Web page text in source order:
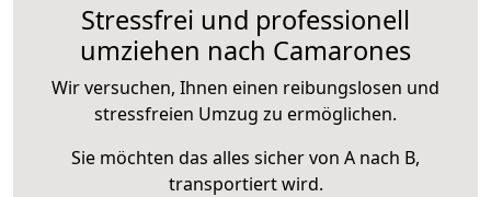
Stressfrei und professionell
umziehen nach Camarones
Wir versuchen, Ihnen einen reibungslosen und
stressfreien Umzug zu ermöglichen.
Sie möchten das alles sicher von A nach B,
transportiert wird.